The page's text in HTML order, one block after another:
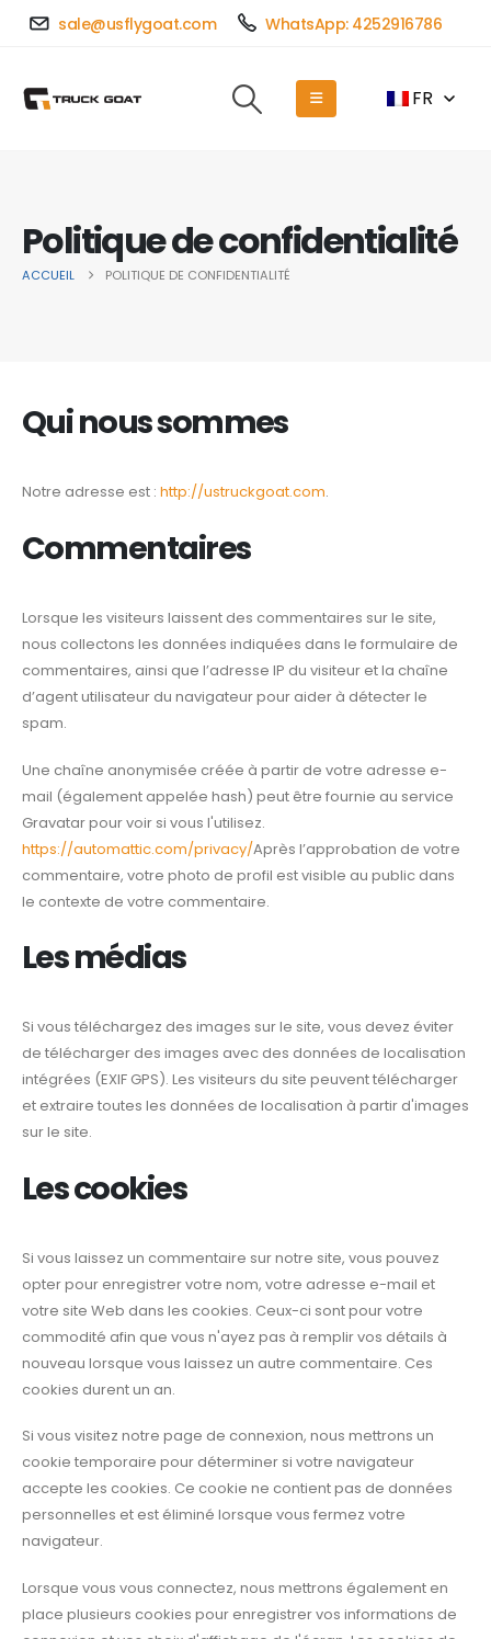
sale@usflygoat.com WhatsApp: 4252916786
FR
Politique de confidentialité
ACCUEIL POLITIQUE DE CONFIDENTIALITÉ
Qui nous sommes
Notre adresse est : http://ustruckgoat.com.
Commentaires
Lorsque les visiteurs laissent des commentaires sur le site,
nous collectons les données indiquées dans le formulaire de
commentaires, ainsi que l’adresse IP du visiteur et la chaîne
d’agent utilisateur du navigateur pour aider à détecter le
spam.
Une chaîne anonymisée créée à partir de votre adresse e-
mail (également appelée hash) peut être fournie au service
Gravatar pour voir si vous l'utilisez.
https://automattic.com/privacy/Après l’approbation de votre
commentaire, votre photo de profil est visible au public dans
le contexte de votre commentaire.
Les médias
Si vous téléchargez des images sur le site, vous devez éviter
de télécharger des images avec des données de localisation
intégrées (EXIF GPS). Les visiteurs du site peuvent télécharger
et extraire toutes les données de localisation à partir d'images
sur le site.
Les cookies
Si vous laissez un commentaire sur notre site, vous pouvez
opter pour enregistrer votre nom, votre adresse e-mail et
votre site Web dans les cookies. Ceux-ci sont pour votre
commodité afin que vous n'ayez pas à remplir vos détails à
nouveau lorsque vous laissez un autre commentaire. Ces
cookies durent un an.
Si vous visitez notre page de connexion, nous mettrons un
cookie temporaire pour déterminer si votre navigateur
accepte les cookies. Ce cookie ne contient pas de données
personnelles et est éliminé lorsque vous fermez votre
navigateur.
Lorsque vous vous connectez, nous mettrons également en
place plusieurs cookies pour enregistrer vos informations de